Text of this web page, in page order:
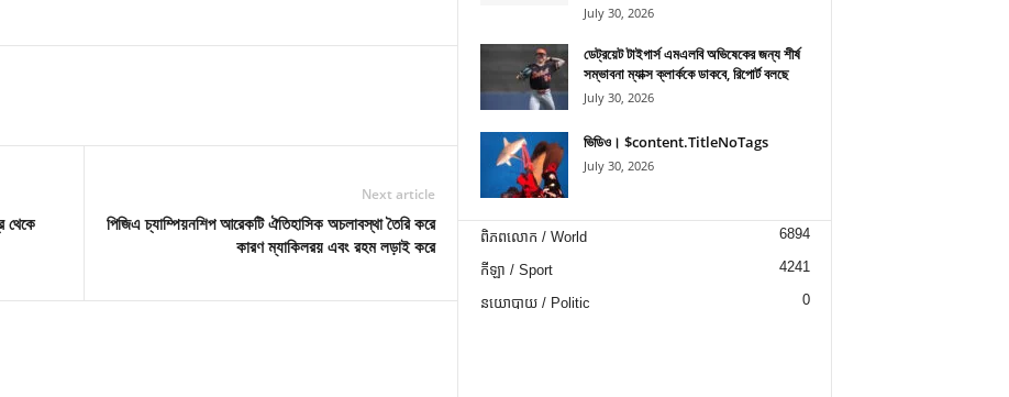
থেকে
Next article
পিজিএ চ্যাম্পিয়নশিপ আরেকটি ঐতিহাসিক অচলাবস্থা তৈরি করে
কারণ ম্যাকিলরয় এবং রহম লড়াই করে
July 30, 2026
ডেট্রয়েট টাইগার্স এমএলবি অভিষেকের জন্য শীর্ষ
সম্ভাবনা ম্যাক্স ক্লার্ককে ডাকবে, রিপোর্ট বলছে
July 30, 2026
ভিডিও। $content.TitleNoTags
July 30, 2026
ពិភពលោក / World 6894
កីឡា / Sport 4241
នយោបាយ / Politic 0